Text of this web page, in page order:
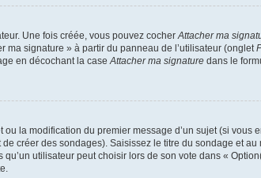
Une fois créée, vous pouvez cocher Attacher ma
ma signature » à partir du panneau de l’utilisateur (onglet
en décochant la case Attacher ma signature dans le
la modification du premier message d’un sujet (si vous
créer des sondages). Saisissez le titre du sondage et
utilisateur peut choisir lors de son vote dans «